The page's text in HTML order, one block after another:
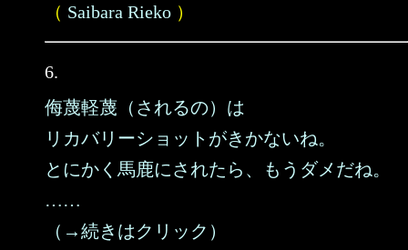
（ Saibara Rieko ）
6.
侮蔑軽蔑（されるの）は
リカバリーショットがきかないね。
とにかく馬鹿にされたら、もうダメだね。
……
（→続きはクリック）